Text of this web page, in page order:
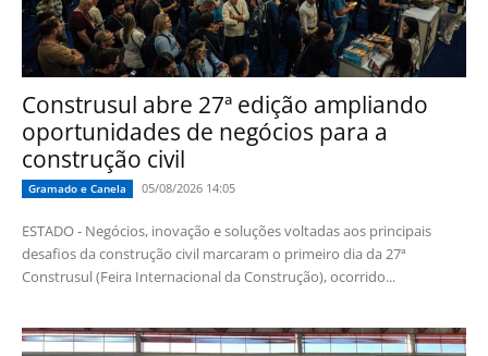
Construsul abre 27ª edição ampliando
oportunidades de negócios para a
construção civil
Gramado e Canela 05/08/2026 14:05
ESTADO - Negócios, inovação e soluções voltadas aos principais
desafios da construção civil marcaram o primeiro dia da 27ª
Construsul (Feira Internacional da Construção), ocorrido...